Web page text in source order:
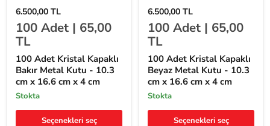
100
Adet
Kristal
Kapaklı
Bakır
Metal
Kutu
10.3
cm
x
16.6
6.500,00 TL
100 Adet | 65,00
TL
100 Adet Kristal Kapaklı
Bakır Metal Kutu - 10.3
cm x 16.6 cm x 4 cm
stokta
Seçenekleri seç
100
Adet
Kristal
Kapaklı
Beyaz
Metal
Kutu
10.3
cm
x
16.6
6.500,00 TL
100 Adet | 65,00
TL
100 Adet Kristal Kapaklı
Beyaz Metal Kutu - 10.3
cm x 16.6 cm x 4 cm
stokta
Seçenekleri seç